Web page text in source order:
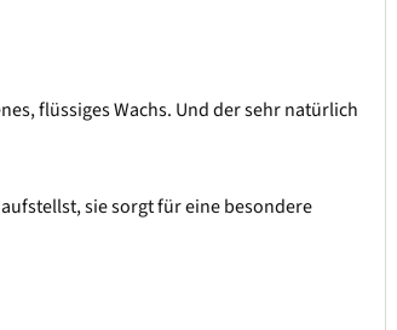
flüssiges Wachs. Und der sehr natürlich
sie sorgt für eine besondere